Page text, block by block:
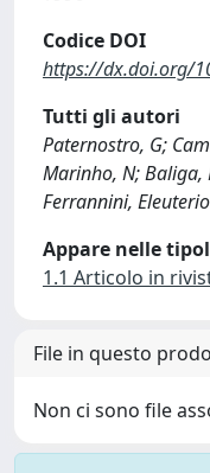
Codice DOI
https://dx.doi.org/
Tutti gli autori
Paternostro, G;
Marinho, N; Baliga,
Ferrannini, Eleuterio
Appare nelle
1.1 Articolo in
File in questo
Non ci sono file